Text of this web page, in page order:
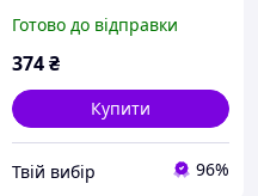
Готово до відправки
374₴
Купити
Твій вибір 96%